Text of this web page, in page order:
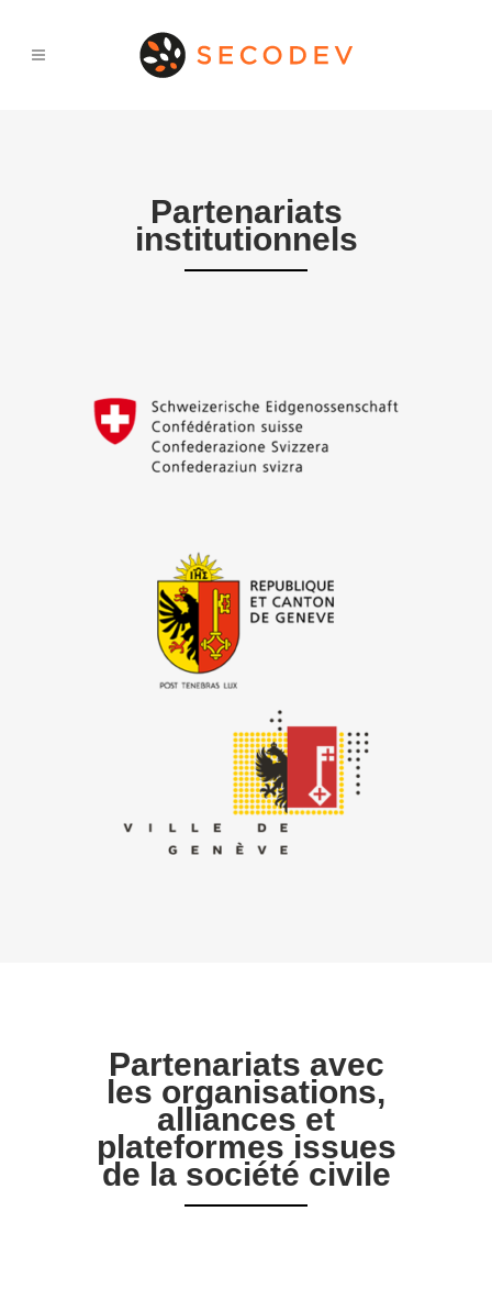
Partenariats
institutionnels
Partenariats avec
les organisations,
alliances et
plateformes issues
de la société civile